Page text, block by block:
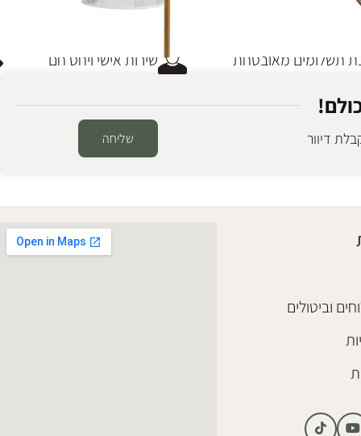
מנורת שולחן פליז לורן
שירות אישי ויחס חם תשלומים מאובטחת
דיוור שליחה
וביטולים